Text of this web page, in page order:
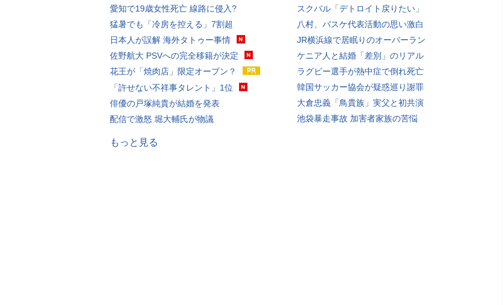
愛知で19歳女性死亡 線路に侵入?
猛暑でも「冷房を控える」7割超
日本人が誤解 海外タトゥー事情
佐野航大 PSVへの完全移籍が決定
花王が「焼肉店」限定オープン？
「許せない不祥事タレント」1位
俳優の戸塚純貴が結婚を発表
配信で激怒 堀大輔氏が物議
スクバル「デトロイト戻りたい」
八村、バスケ代表活動の思い激白
JR横浜線で居眠りのオーバーラン
ケニア人と結婚「差別」のリアル
ラグビー選手が熱中症で倒れ死亡
韓国サッカー協会が疑惑巡り謝罪
大倉忠義「鳥貴族」実父と初共演
池袋暴走事故 加害者家族の苦悩
もっと見る